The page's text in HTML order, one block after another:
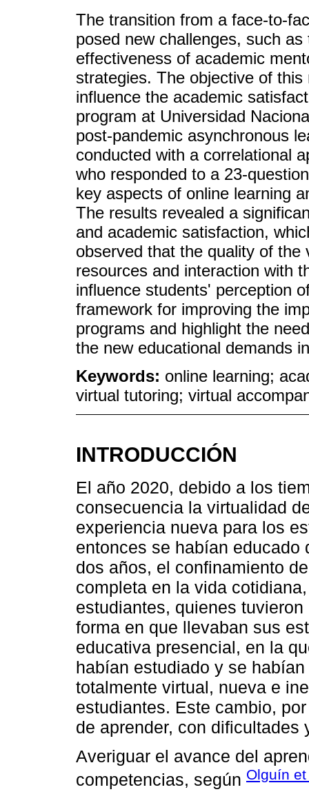
The transition from a face-to-
posed new challenges, such
effectiveness of academic
strategies. The objective of
influence the academic
program at Universidad
post-pandemic asynchronous
conducted with a correlational
who responded to a 23-
key aspects of online learning
The results revealed a
and academic satisfaction,
observed that the quality of
resources and interaction with
influence students' perception
framework for improving the
programs and highlight the
the new educational demands
Keywords: online learning;
virtual tutoring; virtual
INTRODUCCIÓN
El año 2020, debido a los
consecuencia la virtualidad
experiencia nueva para los
entonces se habían educado
dos años, el confinamiento
completa en la vida
estudiantes, quienes
forma en que llevaban sus
educativa presencial, en la
habían estudiado y se
totalmente virtual, nueva e
estudiantes. Este cambio,
de aprender, con dificultades
Averiguar el avance del
competencias, según Olguín